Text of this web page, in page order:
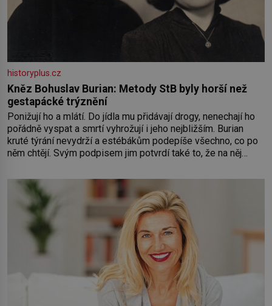
historyplus.cz
Kněz Bohuslav Burian: Metody StB byly horší než
gestapácké trýznění
Ponižují ho a mlátí. Do jídla mu přidávají drogy, nenechají ho
pořádně vyspat a smrtí vyhrožují i jeho nejbližším. Burian
kruté týrání nevydrží a estébákům podepíše všechno, co po
něm chtějí. Svým podpisem jim potvrdí také to, že na něj
Syn brněnského řezníka chce být knězem a